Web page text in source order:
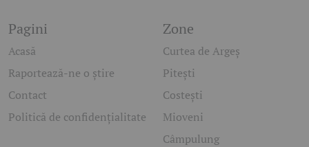
Pagini
Acasă
Raportează-ne o știre
Contact
Politică de confidențialitate
Zone
Curtea de Argeș
Pitești
Costești
Mioveni
Câmpulung